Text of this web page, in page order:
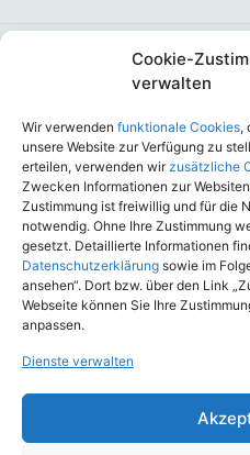
Cookie-
verwalten
Wir verwenden funktionale Cookies,
unsere Website zur Verfügung zu
erteilen, verwenden wirzusätzliche
Zwecken Informationen zur
Zustimmung ist freiwillig und für die
notwendig. Ohne Ihre Zustimmung
gesetzt. Detaillierte Informationen
Datenschutzerklärung sowie im
ansehen“. Dort bzw. über den Link
Webseite können Sie Ihre
anpassen.
Dienste verwalten
Jetzt unverbindlich 7-Tage
Unsere
Nutzen Sie den ASCORE
Produktauswahl,
Expertenversion für
Funktionalitäten, die für die
Auswertungen oder mit einem
Analyse im Verkauf unterstützen.